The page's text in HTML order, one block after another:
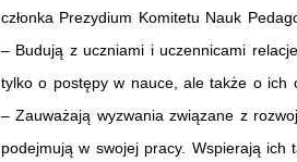
członka Prezydium Komitetu Nauk
– Budują z uczniami i uczennicami
tylko o postępy w nauce, ale także o ich
– Zauważają wyzwania związane z
podejmują w swojej pracy. Wspierają ich